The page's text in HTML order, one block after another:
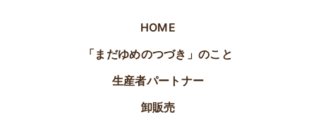
HOME
「まだゆめのつづき」のこと
生産者パートナー
卸販売